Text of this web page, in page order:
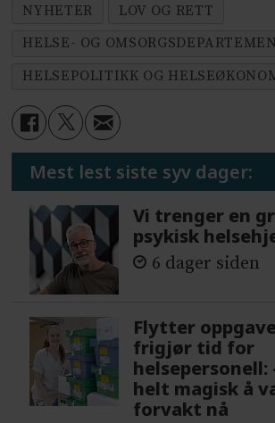
NYHETER
LOV OG RETT
HELSE- OG
HELSEPOLITIKK OG
Mest lest siste syv dager:
Vi trenger en
psykisk
6 dager siden
Flytter
frigjør tid for
helsepersonell:
helt magisk å
forvakt nå